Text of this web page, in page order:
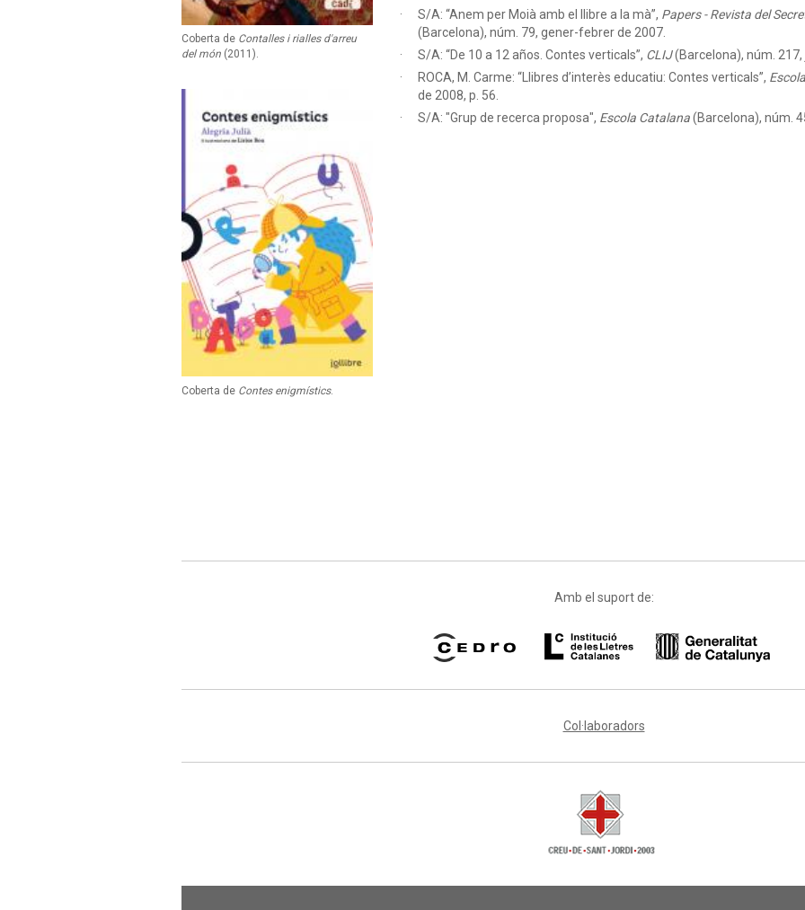
Coberta de Contalles i rialles d'arreu
del món (2011).
Coberta de Contes enigmístics.
S/A: “Anem per Moià amb el llibre a la mà”, Papers - Revista del
(Barcelona), núm. 79, gener-febrer de 2007.
S/A: “De 10 a 12 años. Contes verticals”, CLIJ(Barcelona), núm. 217,
ROCA, M. Carme: “Llibres d’interès educatiu: Contes verticals”,
de 2008, p. 56.
S/A: "Grup de recerca proposa", Escola Catalana(Barcelona), núm.
Amb el suport de:
Col·laboradors